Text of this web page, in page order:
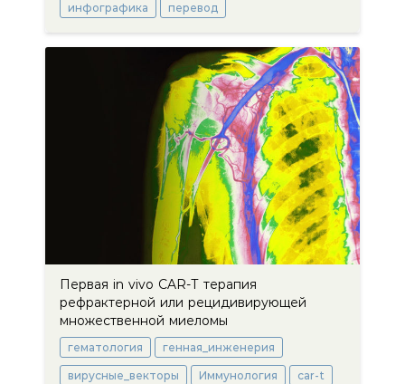
инфографика перевод
Первая in vivo CAR-Т терапия
рефрактерной или рецидивирующей
множественной миеломы
гематология генная_инженерия
вирусные_векторы Иммунология car-t